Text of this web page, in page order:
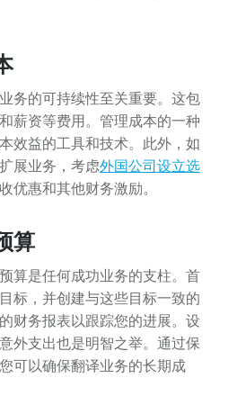
务的可持续性至关重要。这包
薪资等费用。管理成本的一种
效益的工具和技术。此外，如
展业务，考虑外国公司设立选
优惠和其他财务激励。
算
算是任何成功业务的支柱。首
标，并创建与这些目标一致的
财务报表以跟踪您的进展。设
外支出也是明智之举。通过保
可以确保翻译业务的长期成